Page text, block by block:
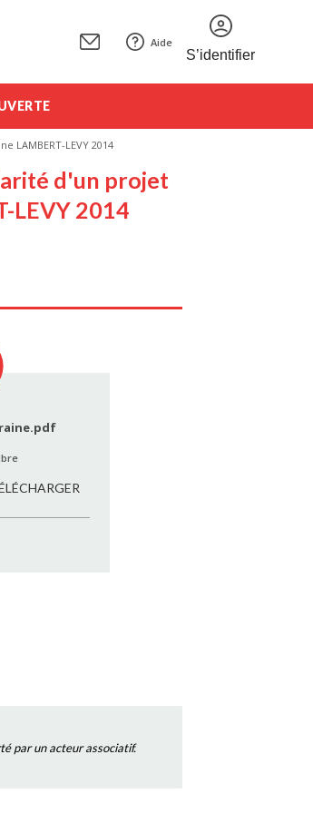
Aide
S’identifier
LEVY 2014
d'un projet
LEVY 2014
par un acteur associatif.